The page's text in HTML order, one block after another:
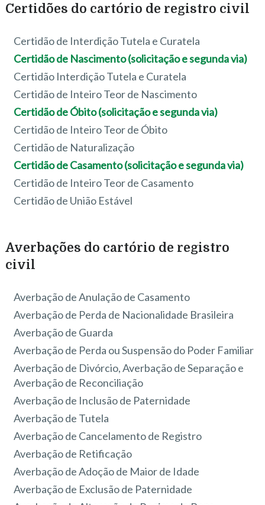
Certidões do cartório de registro civil
Certidão de Interdição Tutela e Curatela
Certidão de Nascimento (solicitação e segunda via)
Certidão Interdição Tutela e Curatela
Certidão de Inteiro Teor de Nascimento
Certidão de Óbito (solicitação e segunda via)
Certidão de Inteiro Teor de Óbito
Certidão de Naturalização
Certidão de Casamento (solicitação e segunda via)
Certidão de Inteiro Teor de Casamento
Certidão de União Estável
Averbações do cartório de registro
civil
Averbação de Anulação de Casamento
Averbação de Perda de Nacionalidade Brasileira
Averbação de Guarda
Averbação de Perda ou Suspensão do Poder Familiar
Averbação de Divórcio, Averbação de Separação e
Averbação de Reconciliação
Averbação de Inclusão de Paternidade
Averbação de Tutela
Averbação de Cancelamento de Registro
Averbação de Retificação
Averbação de Adoção de Maior de Idade
Averbação de Exclusão de Paternidade